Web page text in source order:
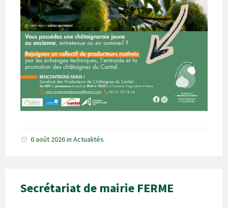
6 août 2026in Actualités
Secrétariat de mairie FERME